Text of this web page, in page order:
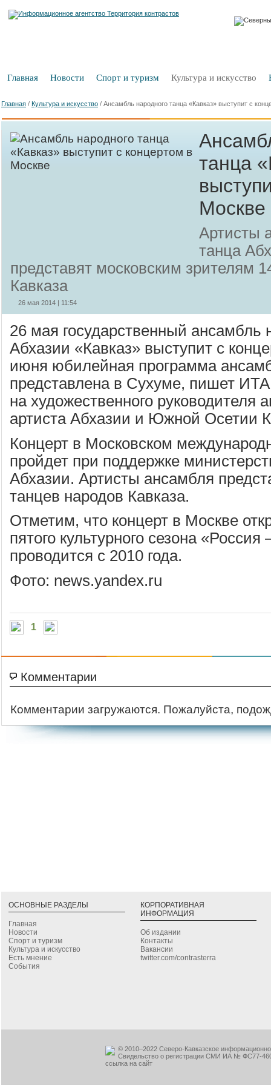
Главная Новости Спорт и туризм Культура и искусство
Главная / Культура и искусство / Ансамбль народного танца «Кавказ» выступит с
танца
Москве
Артисты
танца
представят московским зрителям
Кавказа
26 мая 2014 | 11:54
26 мая государственный ансамбль
Абхазии «Кавказ» выступит с
июня юбилейная программа
представлена в Сухуме, пишет
на художественного руководителя
артиста Абхазии и Южной Осетии
Концерт в Московском
пройдет при поддержке
Абхазии. Артисты ансамбля
танцев народов Кавказа.
Отметим, что концерт в Москве
пятого культурного сезона
проводится с 2010 года.
Фото: news.yandex.ru
1
Комментарии
Комментарии загружаются. Пожалуйста,
ОСНОВНЫЕ РАЗДЕЛЫ
Главная
Новости
Спорт и туризм
Культура и искусство
Есть мнение
События
КОРПОРАТИВНАЯ
ИНФОРМАЦИЯ
Об издании
Контакты
Вакансии
twitter.com/contrasterra
© 2010–2022 Северо-Кавказское
Свидельство о регистрации СМИ ИА № ФС77-
ссылка на сайт